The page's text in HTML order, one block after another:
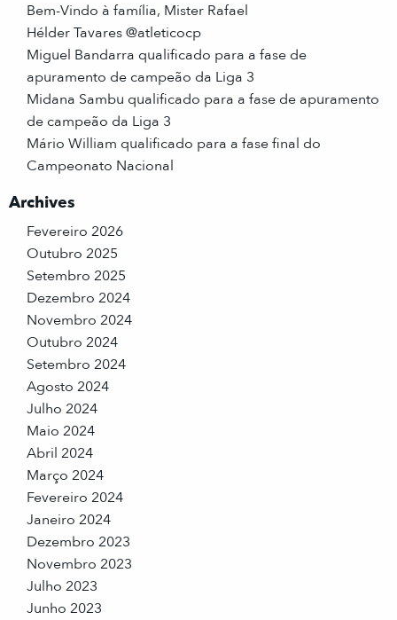
Bem-Vindo à família, Mister Rafael
Hélder Tavares @atleticocp
Miguel Bandarra qualificado para a fase de
apuramento de campeão da Liga 3
Midana Sambu qualificado para a fase de apuramento
de campeão da Liga 3
Mário William qualificado para a fase final do
Campeonato Nacional
Archives
Fevereiro 2026
Outubro 2025
Setembro 2025
Dezembro 2024
Novembro 2024
Outubro 2024
Setembro 2024
Agosto 2024
Julho 2024
Maio 2024
Abril 2024
Março 2024
Fevereiro 2024
Janeiro 2024
Dezembro 2023
Novembro 2023
Julho 2023
Junho 2023